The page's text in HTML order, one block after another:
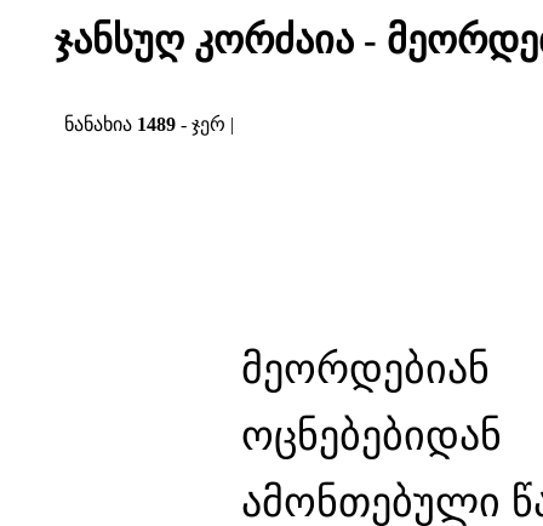
ჯანსუღ კორძაია -
ნანახია 1489 - ჯერ |
მეორდებიან
ოცნებებიდან
ამონთებული